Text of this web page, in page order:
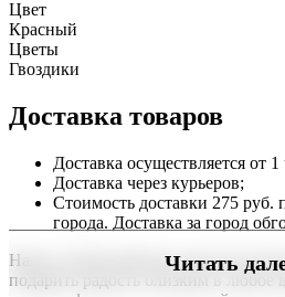
Цвет
Красный
Цветы
Гвоздики
Доставка товаров
Доставка осуществляется от 1
Доставка через курьеров;
Стоимость доставки 275 руб.
города. Доставка за город
Наша служба работает
подарить радость близким в любое
Читать